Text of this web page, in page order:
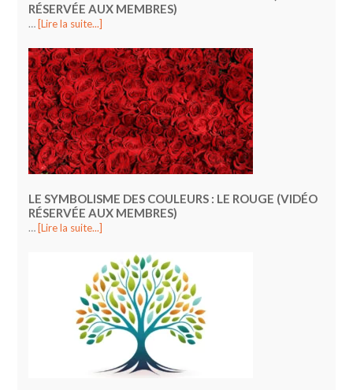
RÉSERVÉE AUX MEMBRES)
… [Lire la suite...]
LE SYMBOLISME DES COULEURS : LE ROUGE (VIDÉO
RÉSERVÉE AUX MEMBRES)
… [Lire la suite...]